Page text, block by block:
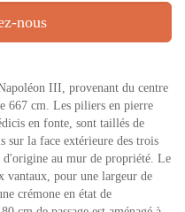
nous
III, provenant du centre
667 cm. Les piliers en pierre
en fonte, sont taillés de
sur la face extérieure des trois
au mur de propriété. Le
vantaux, pour une largeur de
crémone en état de